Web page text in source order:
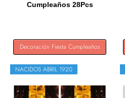
Cumpleaños 28Pcs
Decoración Fiesta Cumpleaños
NACIDOS ABRIL 1920